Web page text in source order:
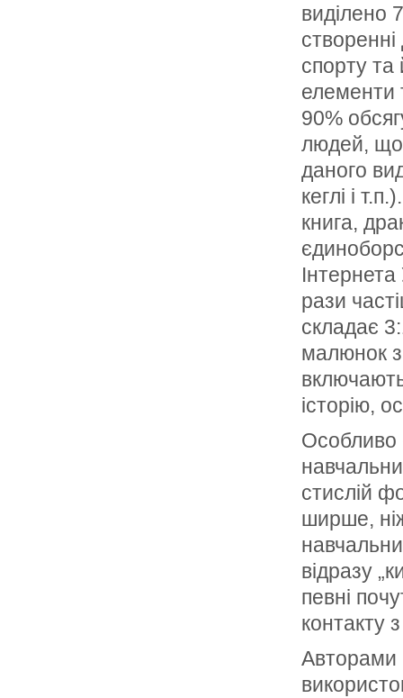
виділено
спорту та
елементи
90%
людей, що
даного
кеглі і
книга,
рази
складає
малюнок з
історію,
Особливо
стислій
ширше,
відразу
певні
контакту
Авторами